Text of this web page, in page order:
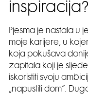
inspiracija?
Pjesma je nastala u
moje karijere, u
koja pokušava
zapitala koji je
iskoristiti svoju
„napustiti dom“.